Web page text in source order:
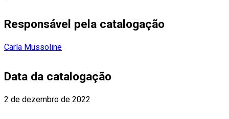
Responsável pela catalogação
Carla Mussoline
Data da catalogação
2 de dezembro de 2022